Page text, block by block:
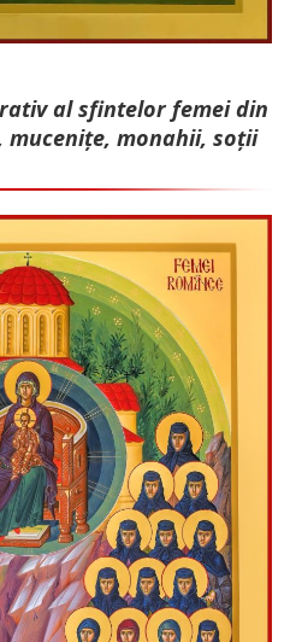
al sfintelor femei din
monahii, soții